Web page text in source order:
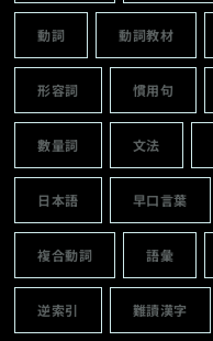
動詞 動詞教材
形容詞 慣用句
數量詞 文法
日本語 早口言葉
複合動詞 語彙
逆索引 難讀漢字